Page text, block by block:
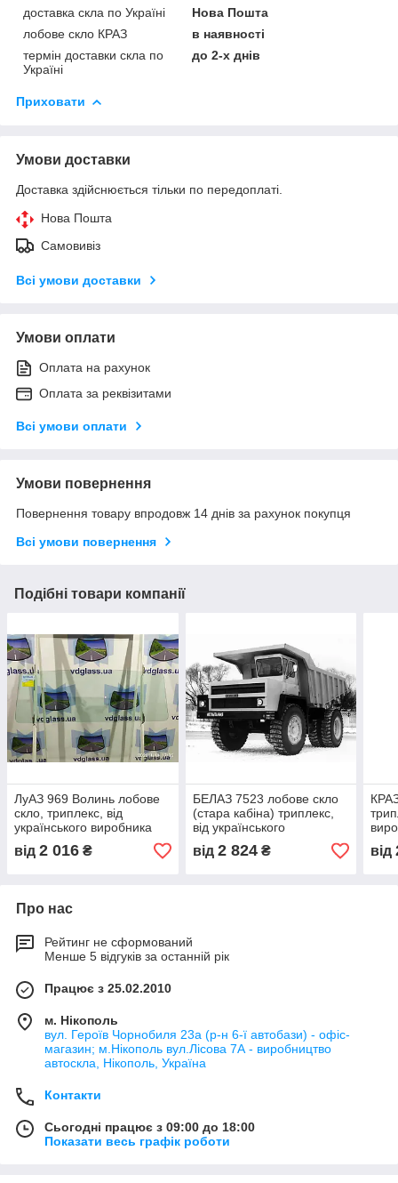
доставка скла по Україні
Нова Пошта
лобове скло КРАЗ
в наявності
термін доставки скла по
Україні
до 2-х днів
Приховати
Умови доставки
Доставка здійснюється тільки по передоплаті.
Нова Пошта
Самовивіз
Всі умови доставки
Умови оплати
Оплата на рахунок
Оплата за реквізитами
Всі умови оплати
Умови повернення
Повернення товару впродовж 14 днів за рахунок покупця
Всі умови повернення
Подібні товари компанії
ЛуАЗ 969 Волинь лобове
скло, триплекс, від
українського виробника
автоскла
від 2 016 ₴
БЕЛАЗ 7523 лобове скло
(стара кабіна) триплекс,
від українського
виробника автоскла
від 2 824₴ від
Про нас
Рейтинг не сформований
Менше 5 відгуків за останній рік
Працює з 25.02.2010
м. Нікополь
вул. Героїв Чорнобиля 23а (р-н 6-ї автобази) - офіс-
магазин; м.Нікополь вул.Лісова 7А - виробництво
автоскла, Нікополь, Україна
Контакти
Сьогодні працює з 09:00 до 18:00
Показати весь графік роботи